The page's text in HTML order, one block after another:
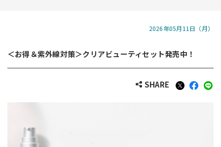
2026年05月11日（月）
＜お得＆紫外線対策＞クリアビューティセット発売中！
SHARE